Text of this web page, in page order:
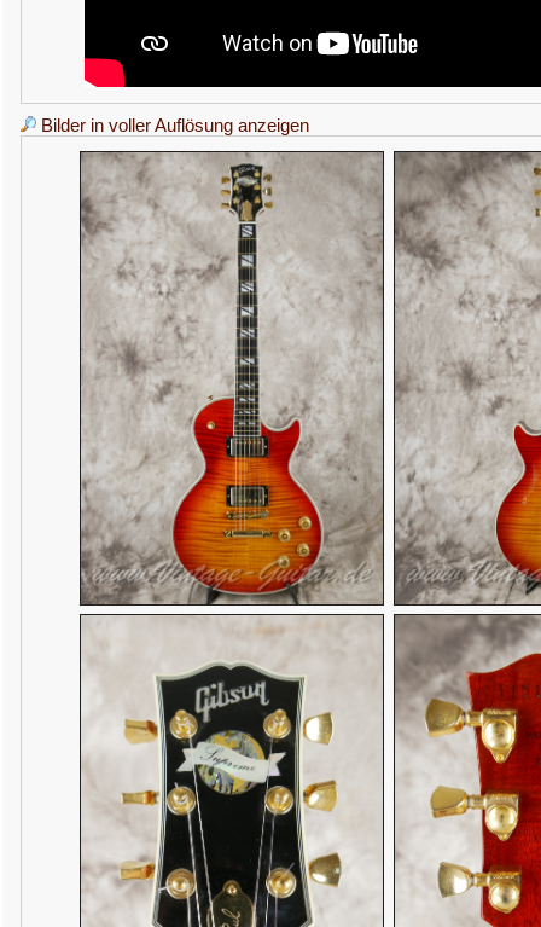
Bilder in voller Auflösung anzeigen